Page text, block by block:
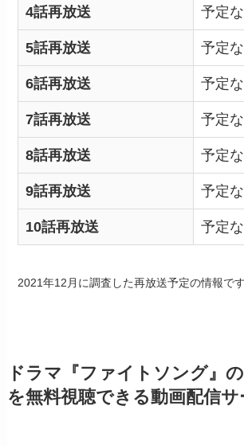
4話再放送 予定
5話再放送 予定
6話再放送 予定
7話再放送 予定
8話再放送 予定
9話再放送 予定
10話再放送 予定
2021年12月に調査した再放送予定の情報です
ドラマ『ファイトソング』
を無料視聴できる動画配信サ